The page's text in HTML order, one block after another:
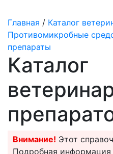
Главная / Каталог
Противомикробные
препараты
Каталог
Внимание! Этот
Подробная информация